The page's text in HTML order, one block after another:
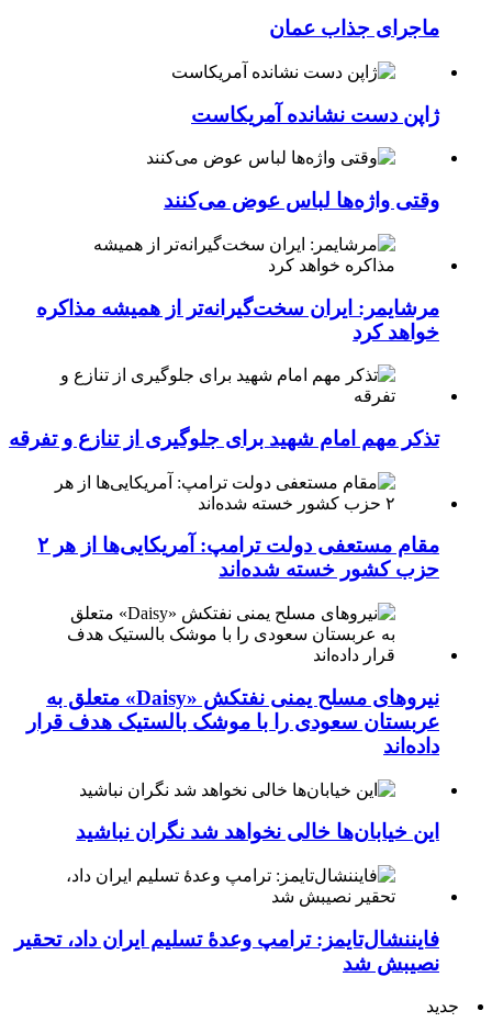
ماجرای جذاب عمان
ژاپن دست نشانده آمریکاست
وقتی واژه‌ها لباس عوض می‌کنند
مرشایمر: ایران سخت‌گیرانه‌تر از همیشه مذاکره
خواهد کرد
تذکر مهم امام شهید برای جلوگیری از تنازع و تفرقه
مقام مستعفی دولت ترامپ: آمریکایی‌ها از هر ۲
حزب کشور خسته شده‌اند
نیروهای مسلح یمنی نفتکش «Daisy» متعلق به
عربستان سعودی را با موشک بالستیک هدف قرار
داده‌اند
این خیابان‌ها خالی نخواهد شد نگران نباشید
فایننشال‌تایمز: ترامپ وعدۀ تسلیم ایران داد، تحقیر
نصیبش شد
جدید